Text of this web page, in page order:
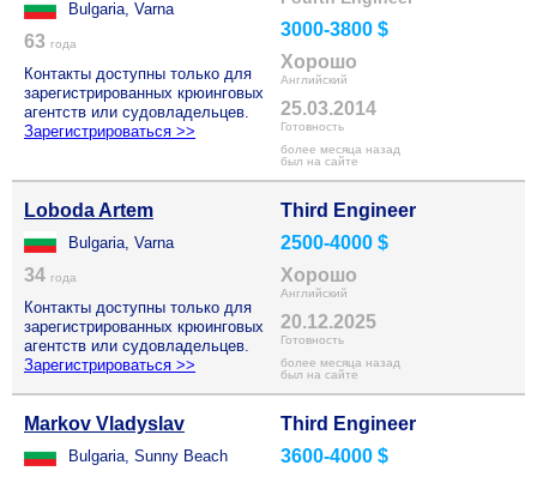
Bulgaria, Varna
63 года
Контакты доступны только для
зарегистрированных крюинговых
агентств или судовладельцев.
Зарегистрироваться >>
3000-3800 $
Хорошо
Английский
25.03.2014
Готовность
более месяца назад
был на сайте
Loboda Artem
Bulgaria, Varna
34 года
Контакты доступны только для
зарегистрированных крюинговых
агентств или судовладельцев.
Зарегистрироваться >>
Third Engineer
2500-4000 $
Хорошо
Английский
20.12.2025
Готовность
более месяца назад
был на сайте
Markov Vladyslav
Bulgaria, Sunny Beach
Third Engineer
3600-4000 $